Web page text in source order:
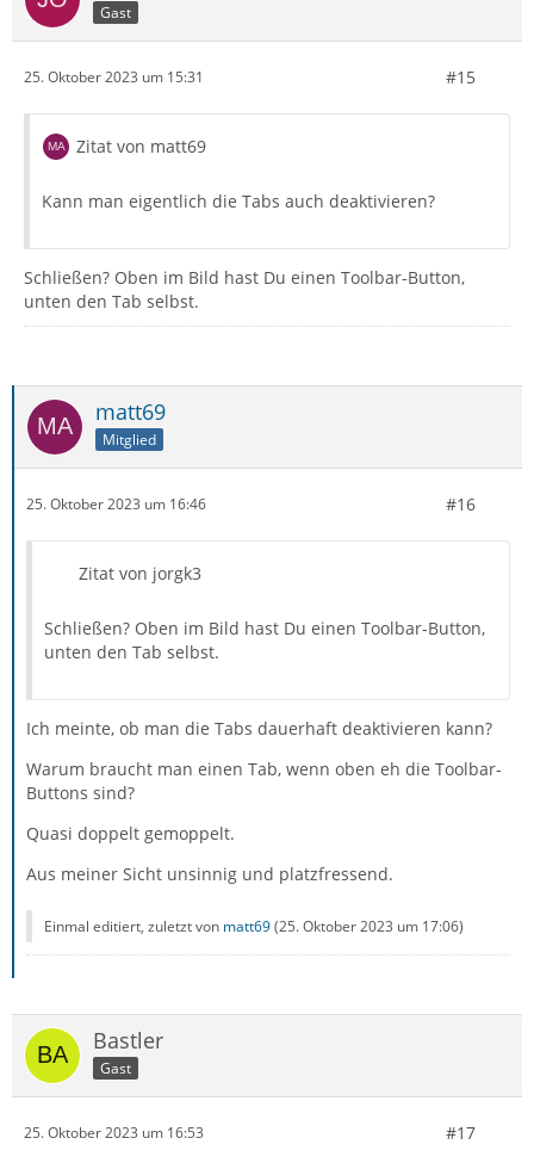
Gast
25. Oktober 2023 um 15:31 #15
Zitat von matt69
Kann man eigentlich die Tabs auch deaktivieren?
Schließen? Oben im Bild hast Du einen Toolbar-Button,
unten den Tab selbst.
matt69
Mitglied
25. Oktober 2023 um 16:46 #16
Zitat von jorgk3
Schließen? Oben im Bild hast Du einen Toolbar-Button,
unten den Tab selbst.
Ich meinte, ob man die Tabs dauerhaft deaktivieren kann?
Warum braucht man einen Tab, wenn oben eh die Toolbar-
Buttons sind?
Quasi doppelt gemoppelt.
Aus meiner Sicht unsinnig und platzfressend.
Einmal editiert, zuletzt von matt69(25. Oktober 2023 um 17:06)
Bastler
Gast
25. Oktober 2023 um 16:53 #17